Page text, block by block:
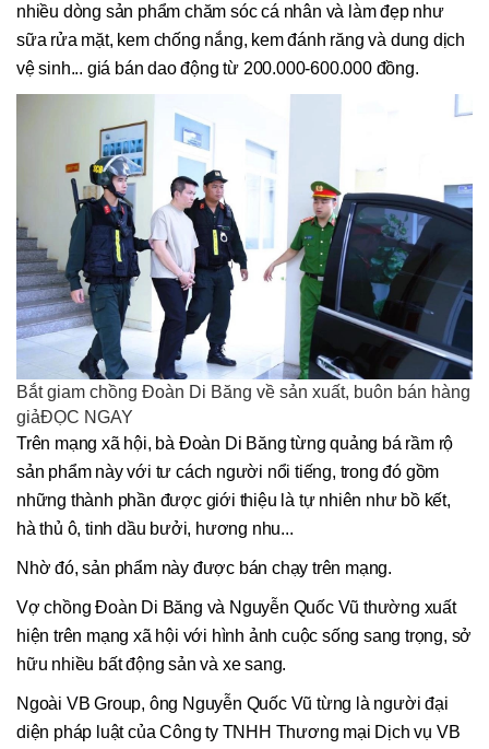
nhiều dòng sản phẩm chăm sóc cá nhân và làm đẹp như
sữa rửa mặt, kem chống nắng, kem đánh răng và dung dịch
vệ sinh... giá bán dao động từ 200.000-600.000 đồng.
Bắt giam chồng Đoàn Di Băng về sản xuất, buôn bán hàng
giảĐỌC NGAY
Trên mạng xã hội, bà Đoàn Di Băng từng quảng bá rầm rộ
sản phẩm này với tư cách người nổi tiếng, trong đó gồm
những thành phần được giới thiệu là tự nhiên như bồ kết,
hà thủ ô, tinh dầu bưởi, hương nhu...
Nhờ đó, sản phẩm này được bán chạy trên mạng.
Vợ chồng Đoàn Di Băng và Nguyễn Quốc Vũ thường xuất
hiện trên mạng xã hội với hình ảnh cuộc sống sang trọng, sở
hữu nhiều bất động sản và xe sang.
Ngoài VB Group, ông Nguyễn Quốc Vũ từng là người đại
diện pháp luật của Công ty TNHH Thương mại Dịch vụ VB